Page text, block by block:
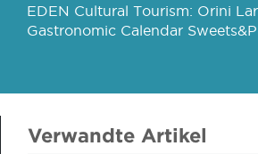
EDEN Cultural Tourism: Orini
Gastronomic Calendar
Verwandte Artikel